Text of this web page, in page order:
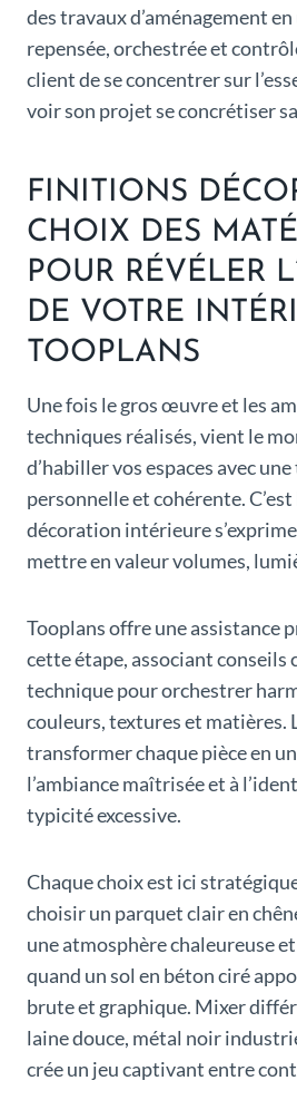
des travaux d’aménagement
repensée, orchestrée et
client de se concentrer sur
voir son projet se concrétiser
FINITIONS
CHOIX DES
POUR RÉVÉLER
DE VOTRE
TOOPLANS
Une fois le gros œuvre et les
techniques réalisés, vient le
d’habiller vos espaces avec
personnelle et cohérente.
décoration intérieure
mettre en valeur volumes,
Tooplans offre une assistance
cette étape, associant conseils
technique pour orchestrer
couleurs, textures et matières.
transformer chaque pièce en
l’ambiance maîtrisée et à
typicité excessive.
Chaque choix est ici
choisir un parquet clair en
une atmosphère chaleureuse
quand un sol en béton ciré
brute et graphique. Mixer
laine douce, métal noir
crée un jeu captivant entre